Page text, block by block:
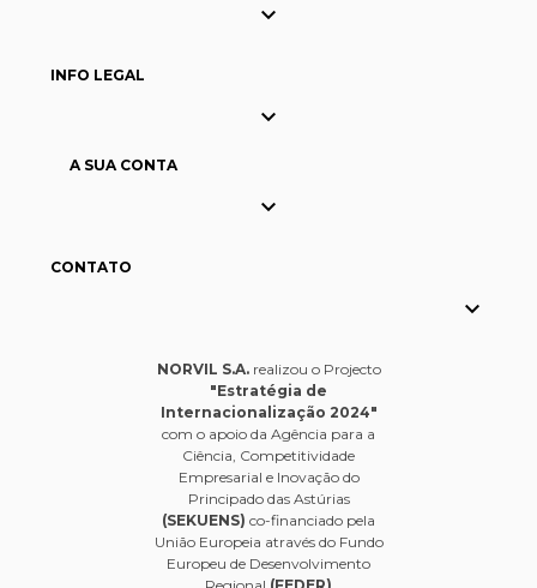

INFO LEGAL

A SUA CONTA

CONTATO

NORVIL S.A.realizou o Projecto
"Estratégia de
Internacionalização 2024"
com o apoio da Agência para a
Ciência, Competitividade
Empresarial e Inovação do
Principado das Astúrias
(SEKUENS) co-financiado pela
União Europeia através do Fundo
Europeu de Desenvolvimento